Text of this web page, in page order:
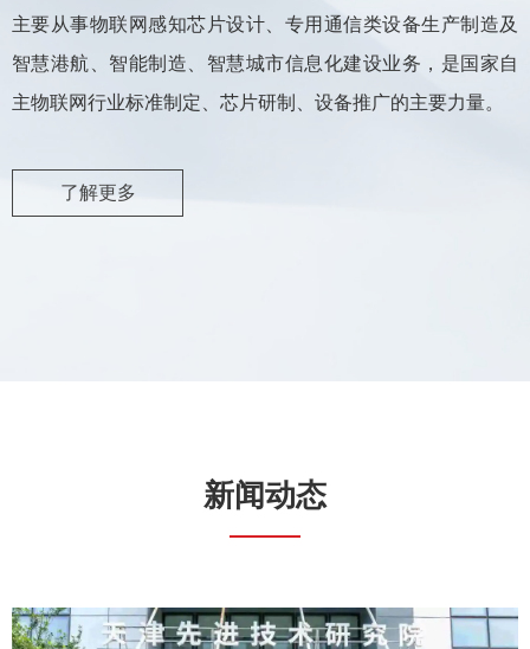
主要从事物联网感知芯片设计、专用通信类设备生产制造及
智慧港航、智能制造、智慧城市信息化建设业务，是国家自
主物联网行业标准制定、芯片研制、设备推广的主要力量。
了解更多
新闻动态